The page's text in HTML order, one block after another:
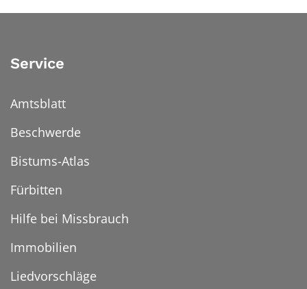
Service
Amtsblatt
Beschwerde
Bistums-Atlas
Fürbitten
Hilfe bei Missbrauch
Immobilien
Liedvorschläge